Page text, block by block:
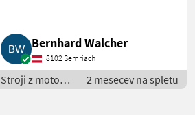
bencinski motor
Bernhard Walcher
8102 Semriach
Stroji z motorji
/ Motorna
2 mesecev na spletu